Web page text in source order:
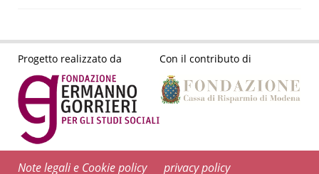
Progetto realizzato da Con il contributo di
Note legali e Cookie policy privacy policy